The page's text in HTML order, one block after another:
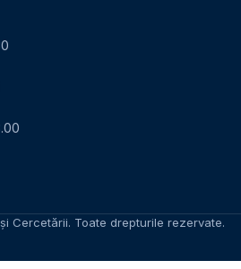
Cercetării. Toate drepturile rezervate.